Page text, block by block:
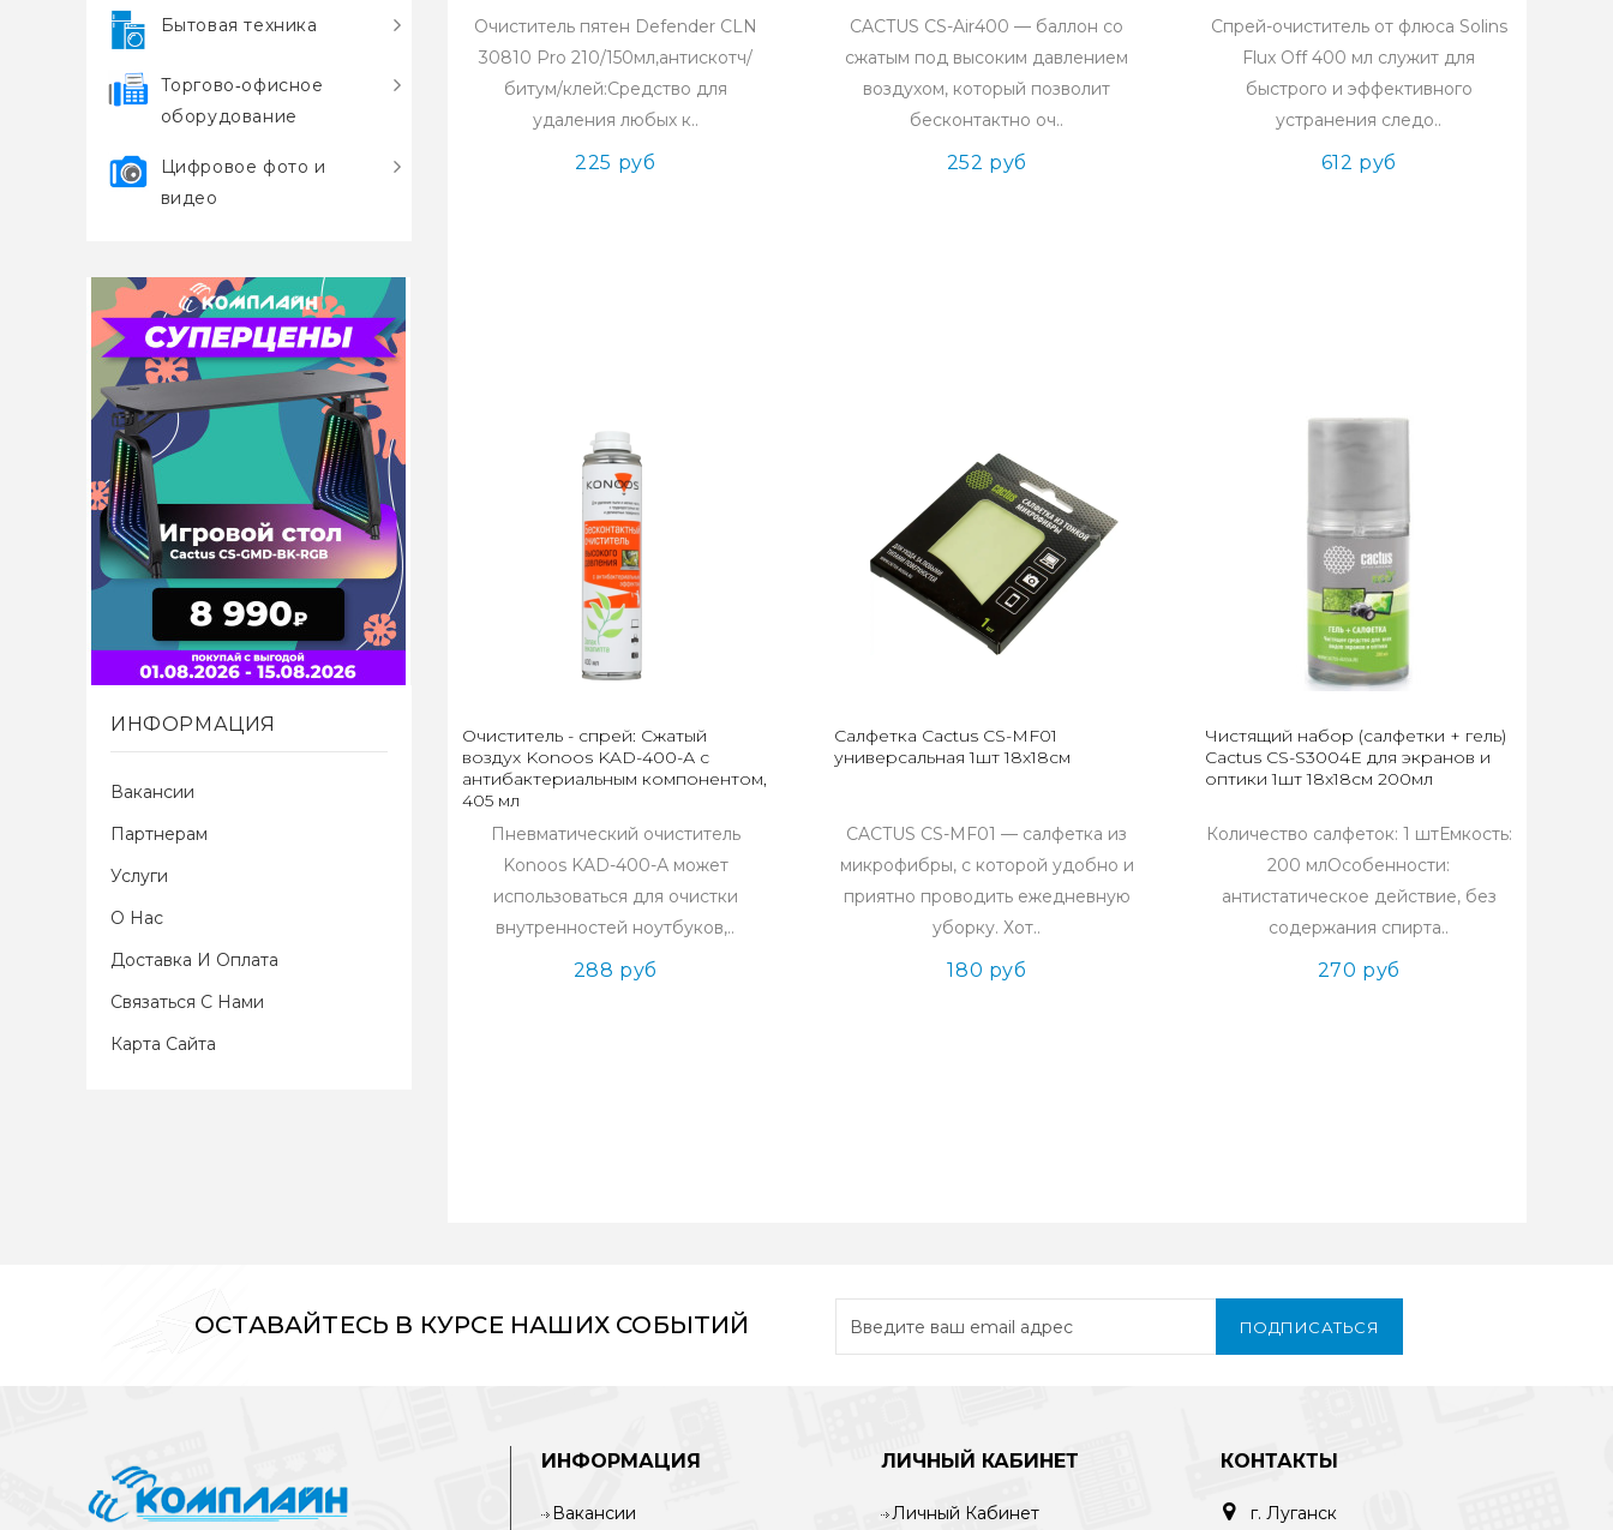
Бытовая техника
Торгово‑офисное
оборудование
Цифровое фото и
видео
ИНФОРМАЦИЯ
Вакансии
Партнерам
Услуги
О Нас
Доставка И Оплата
Связаться С Нами
Карта Сайта
Очиститель пятен Defender CLN
30810 Pro 210/150мл,антискотч/
битум/клей:Средство для
удаления любых к..
225 руб
CACTUS CS-Air400 — баллон со
сжатым под высоким давлением
воздухом, который позволит
бесконтактно оч..
252 руб
Спрей-очиститель от флюса Solins
Flux Off 400 мл служит для
быстрого и эффективного
устранения следо..
612 руб
Очиститель - спрей: Сжатый
воздух Konoos KAD-400-А с
антибактериальным компонентом,
405 мл
Пневматический очиститель
Konoos KAD-400-А может
использоваться для очистки
внутренностей ноутбуков,..
288 руб
Салфетка Cactus CS-MF01
универсальная 1шт 18x18см
CACTUS CS-MF01 — салфетка из
микрофибры, с которой удобно и
приятно проводить ежедневную
уборку. Хот..
180 руб
Чистящий набор (салфетки + гель)
Cactus CS-S3004E для экранов и
оптики 1шт 18x18см 200мл
Количество салфеток: 1 штЕмкость:
200 млОсобенности:
антистатическое действие, без
содержания спирта..
270 руб
ОСТАВАЙТЕСЬ В КУРСЕ НАШИХ СОБЫТИЙ ПОДПИСАТЬСЯ
ИНФОРМАЦИЯ
Вакансии
ЛИЧНЫЙ КАБИНЕТ
Личный Кабинет
КОНТАКТЫ
г. Луганск